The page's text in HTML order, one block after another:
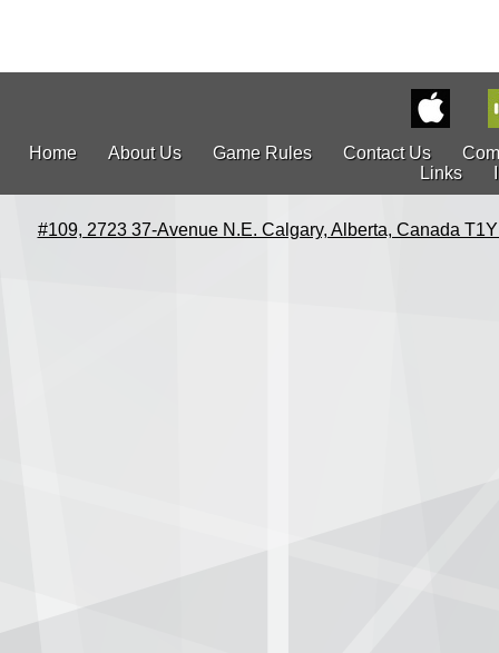
Home About Us Game Rules Contact Us
Links
#109, 2723 37-Avenue N.E. Calgary, Alberta, Canada